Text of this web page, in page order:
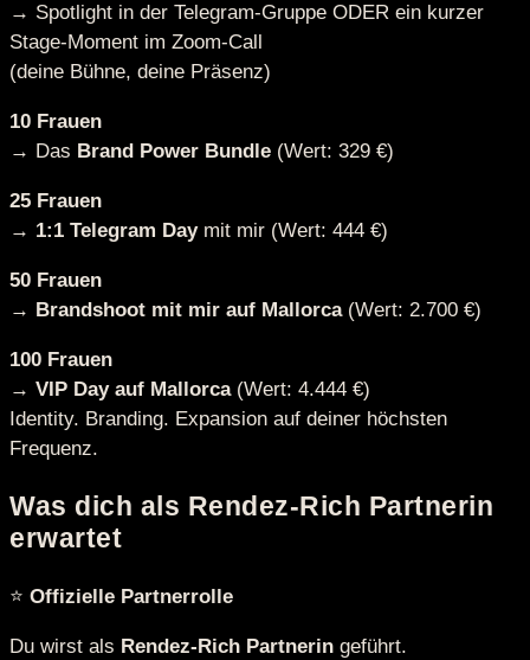
→ Spotlight in der Telegram-Gruppe ODER ein kurzer
Stage-Moment im Zoom-Call
(deine Bühne, deine Präsenz)
10 Frauen
→ Das Brand Power Bundle (Wert: 329 €)
25 Frauen
→ 1:1 Telegram Daymit mir (Wert: 444 €)
50 Frauen
→ Brandshoot mit mir auf Mallorca(Wert: 2.700 €)
100 Frauen
→ VIP Day auf Mallorca(Wert: 4.444 €)
Identity. Branding. Expansion auf deiner höchsten
Frequenz.
Was dich als Rendez-Rich Partnerin
erwartet
⭐ Offizielle Partnerrolle
Du wirst als Rendez-Rich Partnerin geführt.